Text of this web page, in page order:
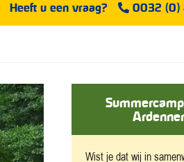
Heeft u een vraag? 0032 (0)
Wist je dat wij in